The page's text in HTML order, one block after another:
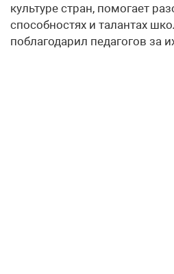
культуре стран, помогает
способностях и талантах
поблагодарил педагогов за